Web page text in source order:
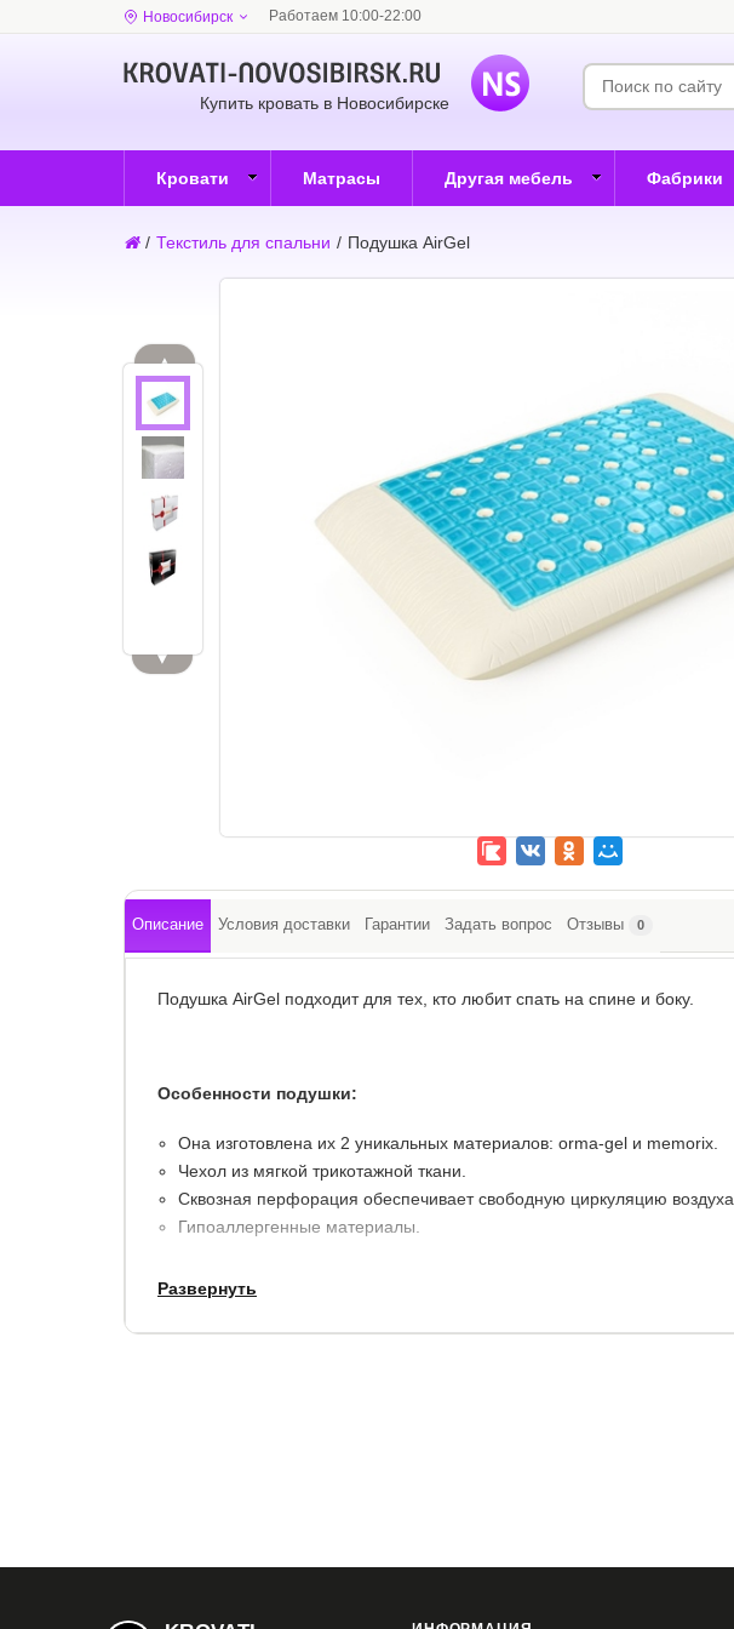
Новосибирск Работаем 10:00-22:00
Купить кровать в Новосибирске
Кровати Матрасы Другая мебель Фабрики
/ Текстиль для спальни / Подушка AirGel
▲
▼
Описание Условия доставки Гарантии Задать вопрос Отзывы 0
Подушка AirGel подходит для тех, кто любит спать на спине и боку.
Особенности подушки:
Она изготовлена их 2 уникальных материалов: orma-gel и memorix.
Чехол из мягкой трикотажной ткани.
Сквозная перфорация обеспечивает свободную циркуляцию воздуха.
Гипоаллергенные материалы.
Высота подушки:
Развернуть